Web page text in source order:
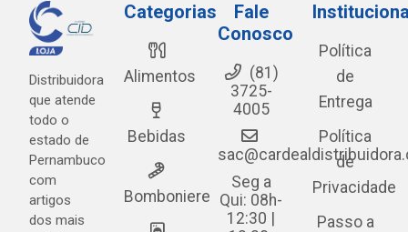
Distribuidora
que atende
todo o
estado de
Pernambuco
com
artigos
dos mais
Categorias
Alimentos
Bebidas
Bomboniere
Fale
Conosco
(81)
3725-
4005
Seg a
Qui: 08h-
12:30 |
Política
de
Entrega
Política
de
Privacidade
Passo a